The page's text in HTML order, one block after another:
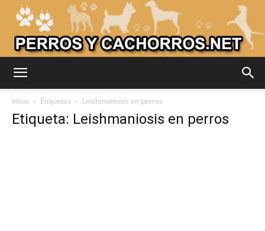
Inicio Etiquetas Leishmaniosis en perros
Etiqueta: Leishmaniosis en perros